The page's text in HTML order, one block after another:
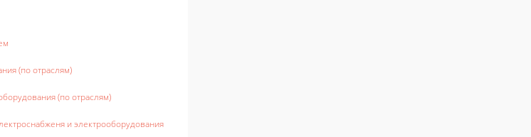
(по отраслям)
(по отраслям)
и электрооборудования